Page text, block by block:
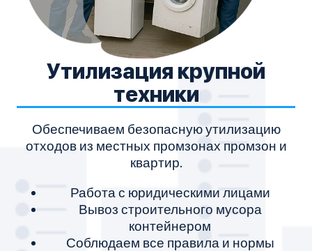
Утилизация крупной
техники
Обеспечиваем безопасную утилизацию
отходов из местных промзонах промзон и
квартир.
Работа с юридическими лицами
Вывоз строительного мусора
контейнером
Соблюдаем все правила и нормы